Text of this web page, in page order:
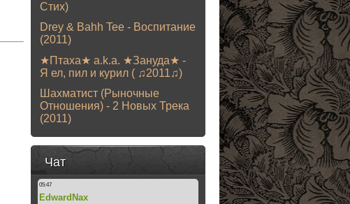
Стих)
Drey & Bahh Tee - Воспитание
(2011)
★Птаха★ a.k.a. ★Зануда★ -
Я ел, пил и курил ( ♫2011♫)
Шахматист (Рыночные
Отношения) - 2 Новых Трека
(2011)
Чат